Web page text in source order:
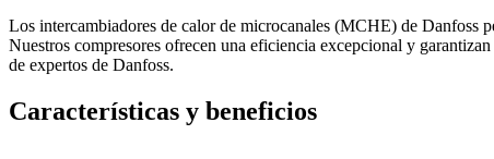
Los intercambiadores de calor de microcanales (MCHE) de Danfoss
Nuestros compresores ofrecen una eficiencia excepcional y
de expertos de Danfoss.
Características y beneficios